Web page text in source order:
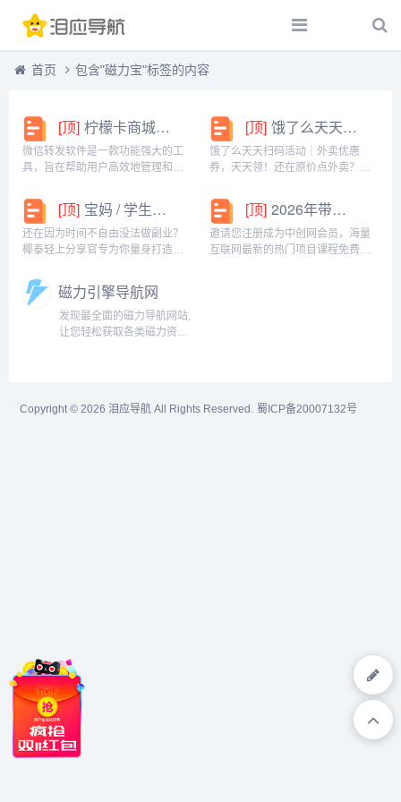
首页 包含"磁力宝"标签的内容
[顶] 柠檬卡商城24h自动发卡平台虚拟商品激活码自助购买商城
微信转发软件是一款功能强大的工
具，旨在帮助用户高效地管理和操
能，包括一键转发、朋友圈转发和
微信抢红包等。一键转发软件使得
用户可以轻松地将消息、图片或其
他内容快速转发给多个...
[顶] 饿了么天天扫码活动｜外卖优惠券，天天领！
饿了么天天扫码活动｜外卖优惠
券，天天领！还在原价点外卖？你
码活动」，用微信扫一扫，就能领
外卖专属优惠券，先领券再下单，
省钱更划算！优惠覆盖全场景早餐
汉堡、午餐快餐、晚餐炸...
[顶] 宝妈 / 学生党看过来！椰泰轻上分享官，时间自由，在家也能赚
还在因为时间不自由没法做副业？
椰泰轻上分享官专为你量身打造！
是想赚生活费的学生党，都能在这
里找到适合自己的增收方式。成为
分享官，你可以自由安排时间：带
娃间隙、下课碎片、睡...
[顶] 2026年带你闷声赚大钱，轻松月赚1000+
邀请您注册成为中创网会员，海量
互联网最新的热门项目课程免费学
磁力引擎导航网
发现最全面的磁力导航网站,
让您轻松获取各类磁力资
Copyright © 2026 泪应导航 All Rights Reserved. 蜀ICP备20007132号